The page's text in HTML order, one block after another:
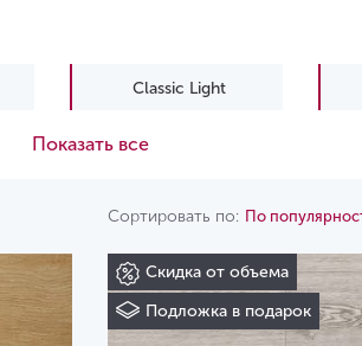
Classic Light
Grand Sequoia LVT
Light Stone
ProNature
Stone Mineral Core
Показать все
Сортировать по: По
Скидка от объема
Подложка в подарок